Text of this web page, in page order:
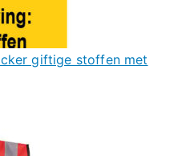
giftige stoffen met